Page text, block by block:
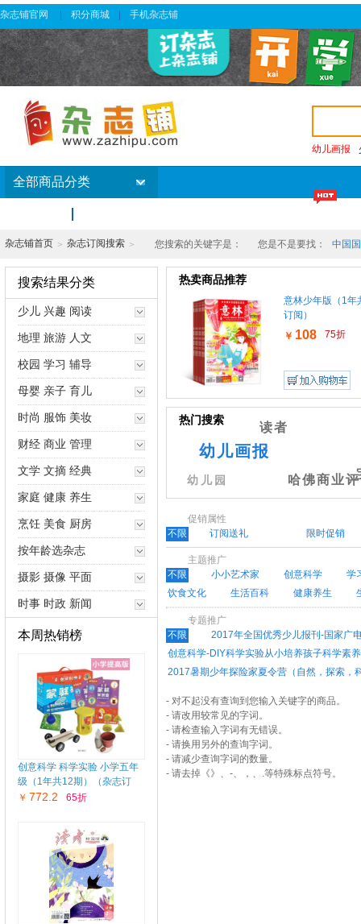
杂志铺官网 | 积分商城 | 手机杂志铺
幼儿画报
全部商品分类
杂志铺首页 > 杂志订阅搜索 > 您搜索的关键字是： 您是不是要找： 中国
搜索结果分类
少儿 兴趣 阅读
地理 旅游 人文
校园 学习 辅导
母婴 亲子 育儿
时尚 服饰 美妆
财经 商业 管理
文学 文摘 经典
家庭 健康 养生
烹饪 美食 厨房
按年龄选杂志
摄影 摄像 平面
时事 时政 新闻
本周热销榜
创意科学 科学实验 小学五年
级（1年共12期）（杂志订
阅）
￥ 772.2 65折
热卖商品推荐
意林少年版（1年
订阅）
￥ 108 75折
热门搜索
读者
幼儿画报
幼儿园 哈佛商业
促销属性
不限
订阅送礼 限时促销
主题推广
不限
小小艺术家 创意科学
学
饮食文化
生活百科 健康养生
专题推广
不限
2017年全国优秀少儿报刊-国家广
创意科学-DIY科学实验从小培养孩子科学素养
2017暑期少年探险家夏令营（自然，探索，
建筑类设计类期刊推荐
旅游摄影地理杂
- 对不起没有查询到您输入关键字的商品。
- 请改用较常见的字词。
- 请检查输入字词有无错误。
- 请换用另外的查询字词。
- 请减少查询字词的数量。
- 请去掉《》、-、，、.等特殊标点符号。